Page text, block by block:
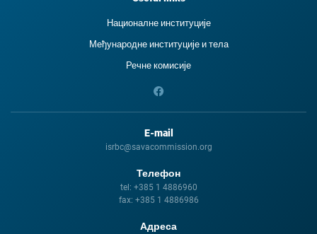
Националне институције
Међународне институције и тела
Речне комисије
E-mail
isrbc@savacommission.org
Телефон
tel: +385 1 4886960
fax: +385 1 4886986
Адреса